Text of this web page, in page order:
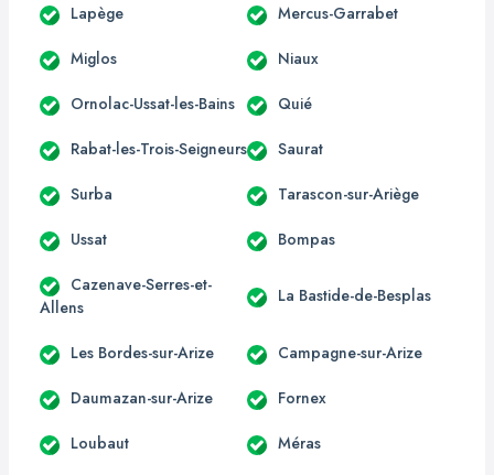
Lapège Mercus-Garrabet
Miglos Niaux
Ornolac-Ussat-les-Bains Quié
Rabat-les-Trois-Seigneurs Saurat
Surba Tarascon-sur-Ariège
Ussat Bompas
Cazenave-Serres-et-
Allens
La Bastide-de-Besplas
Les Bordes-sur-Arize Campagne-sur-Arize
Daumazan-sur-Arize Fornex
Loubaut Méras